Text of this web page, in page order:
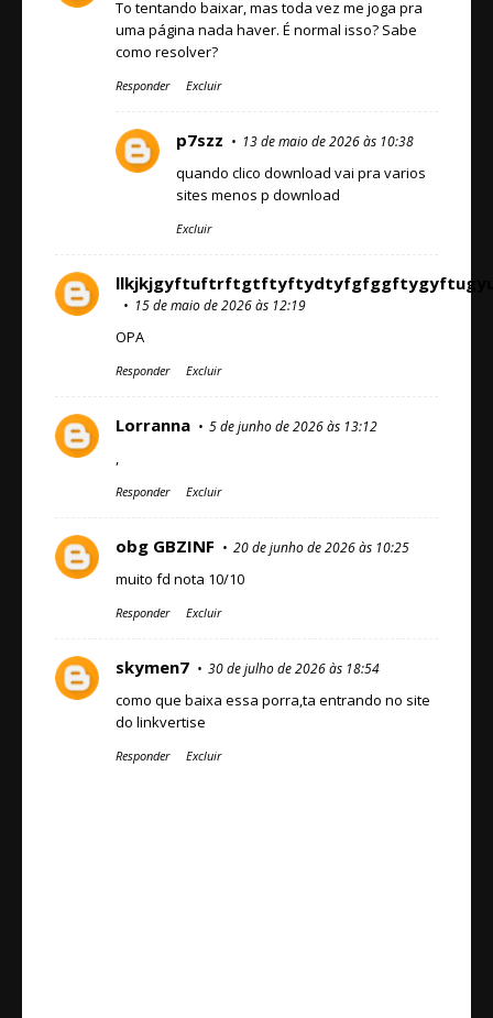
To tentando baixar, mas toda vez me joga pra
uma página nada haver. É normal isso? Sabe
como resolver?
Responder Excluir
p7szz 13 de maio de 2026 às 10:38
quando clico download vai pra varios
sites menos p download
Excluir
15 de maio de 2026 às 12:19
OPA
Responder Excluir
Lorranna 5 de junho de 2026 às 13:12
,
Responder Excluir
obg GBZINF 20 de junho de 2026 às 10:25
muito fd nota 10/10
Responder Excluir
skymen7 30 de julho de 2026 às 18:54
como que baixa essa porra,ta entrando no site
do linkvertise
Responder Excluir